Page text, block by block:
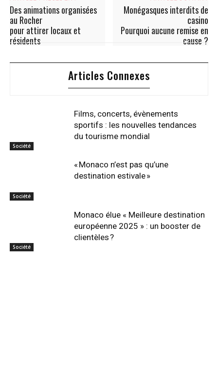
Des animations organisées
au Rocher
pour attirer locaux et
résidents
Monégasques interdits de
casino
Pourquoi aucune remise en
cause ?
Articles Connexes
Société
Films, concerts, évènements
sportifs : les nouvelles tendances
du tourisme mondial
Société
« Monaco n’est pas qu’une
destination estivale »
Société
Monaco élue « Meilleure destination
européenne 2025 » : un booster de
clientèles ?